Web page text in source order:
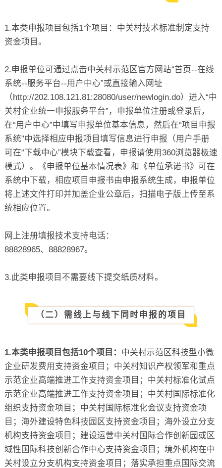
1.本类申报项目包括1个项目：中关村技术标准制定支持
资金项目。
2.申报单位可通过点击中关村示范区官方网站“首页--在线
系统--服务平台--用户中心”或直接输入网址
（http://202.108.121.81:28080/user/newlogin.do）进入“中
关村企业统一申报服务平台”，申报单位注册或登录后，
在“用户中心”中填写申报单位基本信息，然后在“项目申报
系统”中选择相应申报项目填写信息进行申报（用户手册
可在“下载中心”模块下载查看，申报请使用360浏览器极速
模式）。《申报单位基本情况表》和《单位承诺书》可在
系统中下载，相应项目申报书由申报系统生成，申报单位
将上述文件打印并加盖企业公章后，扫描电子版上传至系
统相应位置。
网上注册填报技术支持电话：
88828965、88828967。
3.此类申报项目不需要线下提交纸质材料。
（二）需线上与线下同时申报的项目
1.本类申报项目包括10个项目： 中关村示范区科技型小微
企业研发费用支持资金项目；中关村知识产权领军和重点
示范企业高端推进工作支持资金项目；中关村标准化试点
示范企业高端推进工作支持资金项目；中关村国际标准化
组织支持资金项目；中关村国际标准化会议支持资金项
目；海外建设特色科技园区支持资金项目；海外设立分支
机构支持资金项目；建设运营中关村国际合作创新园或区
域性国际科技创新合作中心支持资金项目；境外机构在中
关村设立分支机构支持资金项目；落实承担重点国际交流